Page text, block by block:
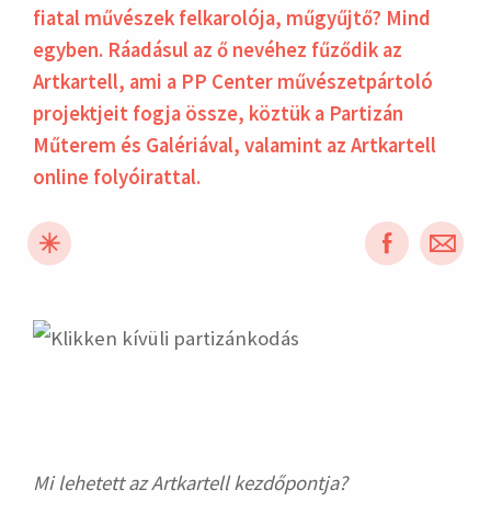
fiatal művészek felkarolója, műgyűjtő? Mind
egyben. Ráadásul az ő nevéhez fűződik az
Artkartell, ami a PP Center művészetpártoló
projektjeit fogja össze, köztük a Partizán
Műterem és Galériával, valamint az Artkartell
online folyóirattal.
hirdetés
Mi lehetett az Artkartell kezdőpontja?